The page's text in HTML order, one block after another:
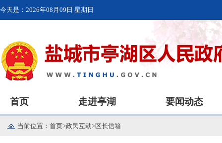
今天是： 2026年08月09日 星期日
首页 走进亭湖 要闻动态
当前位置： 首页>政民互动>区长信箱